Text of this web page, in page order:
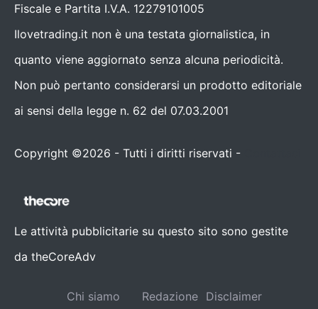
Fiscale e Partita I.V.A. 12279101005
Ilovetrading.it non è una testata giornalistica, in
quanto viene aggiornato senza alcuna periodicità.
Non può pertanto considerarsi un prodotto editoriale
ai sensi della legge n. 62 del 07.03.2001
Copyright ©2026 - Tutti i diritti riservati -
Le attività pubblicitarie su questo sito sono gestite
da theCoreAdv
Chi siamo Redazione Disclaimer